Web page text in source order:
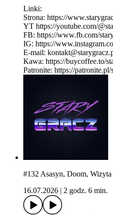
Linki:
Strona: https://
YT https://youtube.com/
FB: https://www.fb.com/
IG: https://
E-mail:
Kawa: https://buycoffee.to/
Patronite: https://patronite.pl/
#132 Asasyn, Doom,
16.07.2026
2 godz. 6 min.